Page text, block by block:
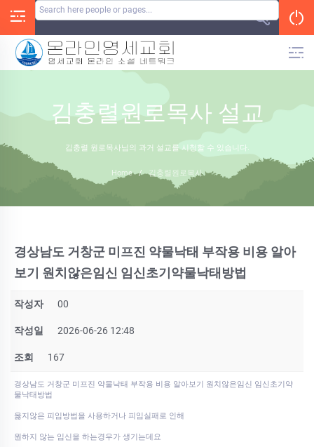
김충렬원로목사 설교
김충렬 원로목사님의 과거 설교를 시청할 수 있습니다.
Home / 김충렬원로목사
경상남도 거창군 미프진 약물낙태 부작용 비용 알아
보기 원치않은임신 임신초기약물낙태방법
작성자 00
작성일 2026-06-26 12:48
조회 167
경상남도 거창군 미프진 약물낙태 부작용 비용 알아보기 원치않은임신 임신초기약
물낙태방법
옳지않은 피임방법을 사용하거나 피임실패로 인해
원하지 않는 임신을 하는경우가 생기는데요